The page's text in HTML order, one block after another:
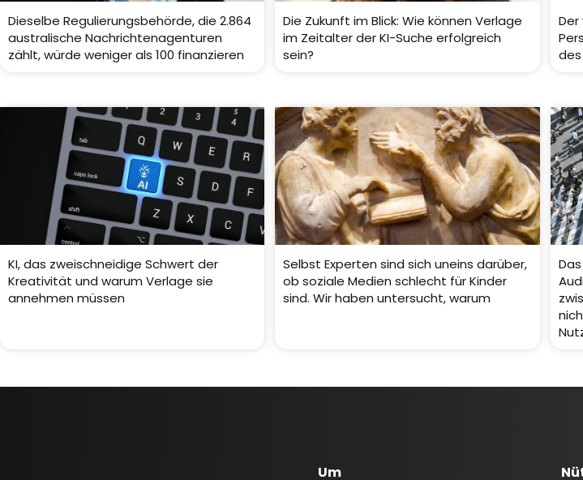
Dieselbe Regulierungsbehörde, die 2.864
australische Nachrichtenagenturen
zählt, würde weniger als 100 finanzieren
Die Zukunft im Blick: Wie können Verlage
im Zeitalter der KI-Suche erfolgreich
sein?
KI, das zweischneidige Schwert der
Kreativität und warum Verlage sie
annehmen müssen
Selbst Experten sind sich uneins darüber,
ob soziale Medien schlecht für Kinder
sind. Wir haben untersucht, warum
Um